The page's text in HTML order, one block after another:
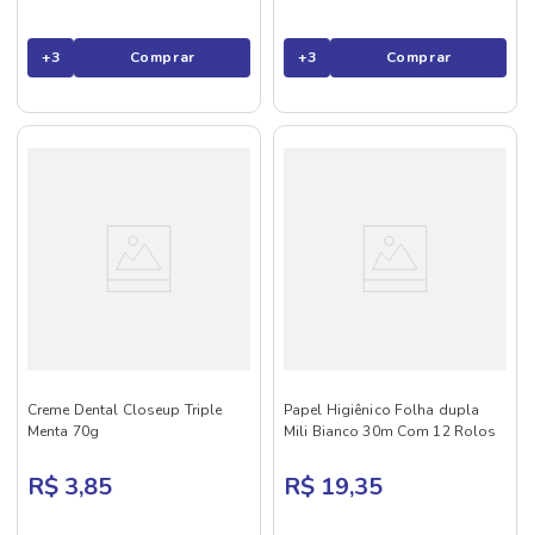
+3 Comprar +3 Comprar
Creme Dental Closeup Triple
Menta 70g
R$ 3,85
Papel Higiênico Folha dupla
Mili Bianco 30m Com 12 Rolos
R$ 19,35